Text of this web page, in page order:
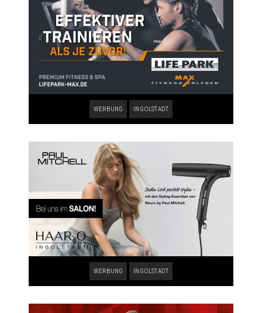
WERBUNG INGOLSTADT
WERBUNG INGOLSTADT